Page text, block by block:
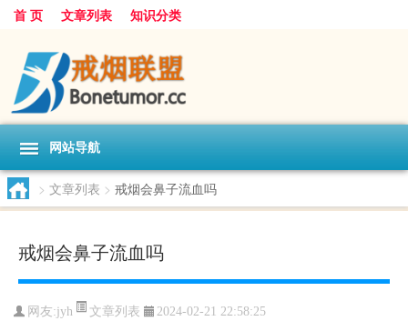
首 页 文章列表 知识分类
网站导航
> 文章列表 > 戒烟会鼻子流血吗
戒烟会鼻子流血吗
网友:jyh 文章列表 2024-02-21 22:58:25